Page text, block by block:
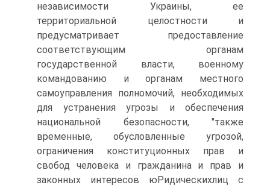
независимости Украины, ее
территориальной целостности и
предусматривает предоставление
соответствующим органам
государственной власти, военному
командованию и органам местного
самоуправления полномочий, необходимых
для устранения угрозы и обеспечения
национальной безопасности, "также
временные, обусловленные угрозой,
ограничения конституционных прав и
свобод человека и гражданина и прав и
законных интересов юРидическихлиц с